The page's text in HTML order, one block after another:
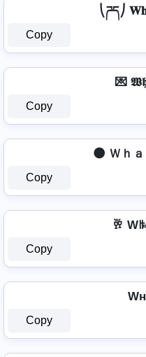
⎝ཌད⎠
Copy
💌
Copy
🌑 Ｗｈ
Copy
🥂
Copy
Copy